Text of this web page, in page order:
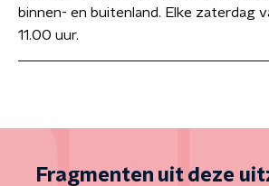
binnen- en buitenland. Elke zaterdag
11.00 uur.
Fragmenten uit deze